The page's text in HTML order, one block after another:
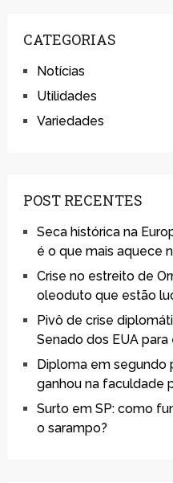
CATEGORIAS
Notícias
Utilidades
Variedades
POST RECENTES
Seca histórica na
é o que mais aquece
Crise no estreito de
oleoduto que estão
Pivô de crise
Senado dos EUA
Diploma em segundo
ganhou na faculdade
Surto em SP: como
o sarampo?